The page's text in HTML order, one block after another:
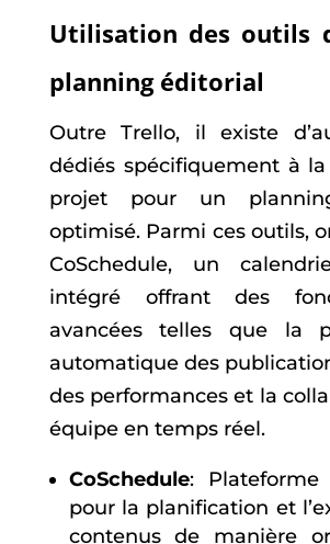
Utilisation des outils
planning éditorial
Outre Trello, il existe
dédiés spécifiquement à
projet pour un
optimisé. Parmi ces outils,
CoSchedule, un
intégré offrant des
avancées telles que la
automatique des
des performances et la
équipe en temps réel.
CoSchedule: Plateforme
pour la planification et
contenus de manière